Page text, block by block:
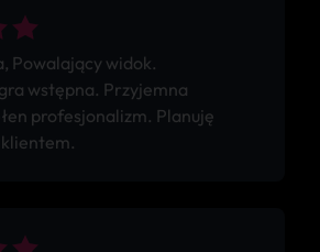
Powalający widok.
wstępna. Przyjemna
profesjonalizm. Planuję